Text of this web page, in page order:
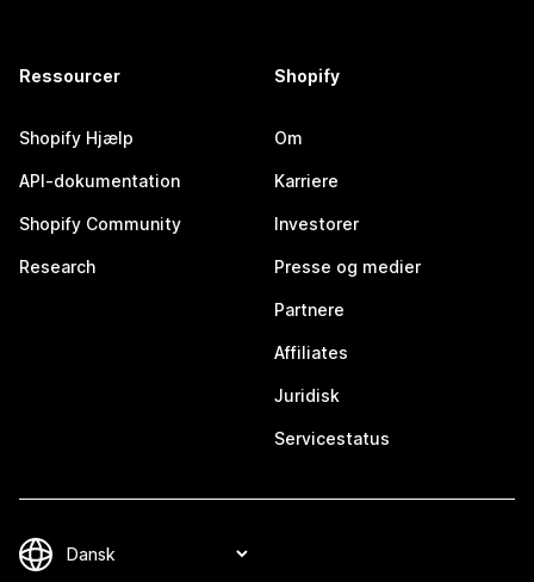
Ressourcer
Shopify Hjælp
API-dokumentation
Shopify Community
Research
Shopify
Om
Karriere
Investorer
Presse og medier
Partnere
Affiliates
Juridisk
Servicestatus